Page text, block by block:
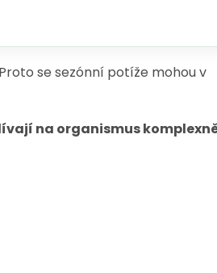
se sezónní potíže mohou v
na organismus